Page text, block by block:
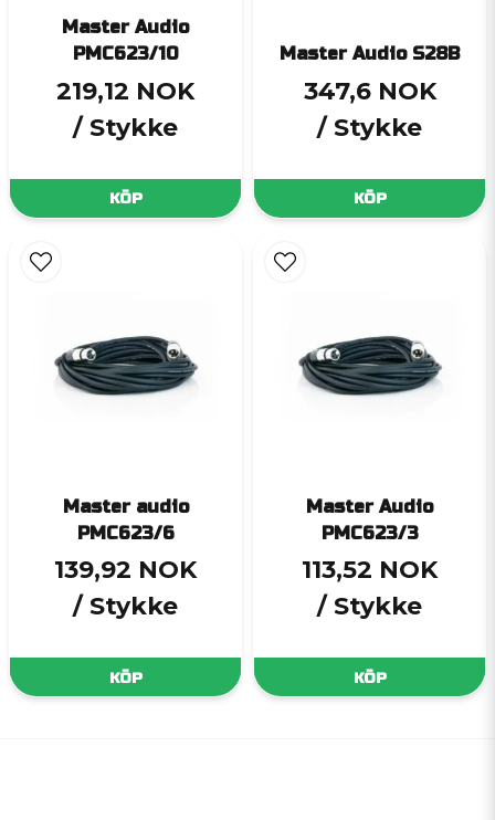
Master Audio
PMC623/10
219,12 NOK
/ Stykke
KÖP
Master Audio S28B
347,6 NOK
/ Stykke
KÖP
Master audio
PMC623/6
139,92 NOK
/ Stykke
KÖP
Master Audio
PMC623/3
113,52 NOK
/ Stykke
KÖP